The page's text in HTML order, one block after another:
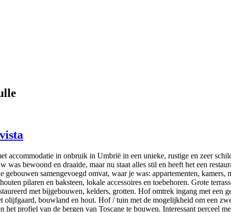
accommodatie in onbruik in Umbrië in een unieke, rustige en zeer
was bewoond en draaide, maar nu staat alles stil en heeft het een
gebouwen samengevoegd omvat, waar je was: appartementen,
pilaren en baksteen, lokale accessoires en toebehoren. Grote
met bijgebouwen, kelders, grotten. Hof omtrek ingang met
olijfgaard, bouwland en hout. Hof / tuin met de mogelijkheid om een
het profiel van de bergen van Toscane te bouwen. Interessant perceel